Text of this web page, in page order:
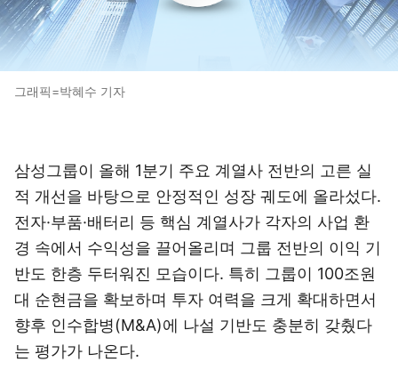
그래픽=박혜수 기자
삼성그룹이 올해 1분기 주요 계열사 전반의 고른 실
적 개선을 바탕으로 안정적인 성장 궤도에 올라섰다.
전자·부품·배터리 등 핵심 계열사가 각자의 사업 환
경 속에서 수익성을 끌어올리며 그룹 전반의 이익 기
반도 한층 두터워진 모습이다. 특히 그룹이 100조원
대 순현금을 확보하며 투자 여력을 크게 확대하면서
향후 인수합병(M&A)에 나설 기반도 충분히 갖췄다
는 평가가 나온다.